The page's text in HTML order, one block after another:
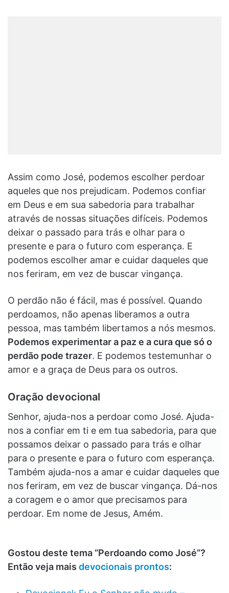
Assim como José, podemos escolher perdoar
aqueles que nos prejudicam. Podemos confiar
em Deus e em sua sabedoria para trabalhar
através de nossas situações difíceis. Podemos
deixar o passado para trás e olhar para o
presente e para o futuro com esperança. E
podemos escolher amar e cuidar daqueles que
nos feriram, em vez de buscar vingança.
O perdão não é fácil, mas é possível. Quando
perdoamos, não apenas liberamos a outra
pessoa, mas também libertamos a nós mesmos.
Podemos experimentar a paz e a cura que só o
perdão pode trazer. E podemos testemunhar o
amor e a graça de Deus para os outros.
Oração devocional
Senhor, ajuda-nos a perdoar como José. Ajuda-
nos a confiar em ti e em tua sabedoria, para que
possamos deixar o passado para trás e olhar
para o presente e para o futuro com esperança.
Também ajuda-nos a amar e cuidar daqueles que
nos feriram, em vez de buscar vingança. Dá-nos
a coragem e o amor que precisamos para
perdoar. Em nome de Jesus, Amém.
Gostou deste tema “Perdoando como José”?
Então veja mais devocionais prontos: